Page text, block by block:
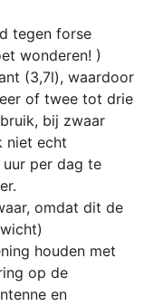
tegen forse
wonderen! )
(3,7l), waardoor
of twee tot drie
bij zwaar
niet echt
per dag te
omdat dit de
houden met
op de
en